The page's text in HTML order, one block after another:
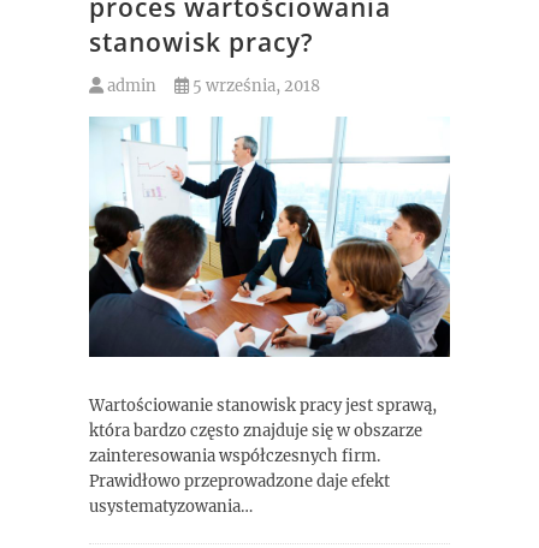
proces wartościowania
stanowisk pracy?
admin 5 września, 2018
Wartościowanie stanowisk pracy jest sprawą,
która bardzo często znajduje się w obszarze
zainteresowania współczesnych firm.
Prawidłowo przeprowadzone daje efekt
usystematyzowania…